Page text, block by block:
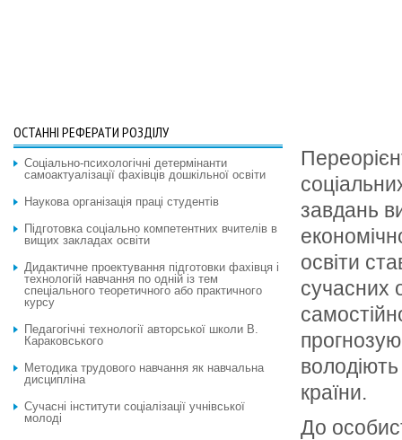
завдань
освіти
сучасних
країни.
До
ОСТАННІ РЕФЕРАТИ РОЗДІЛУ
Соціально-психологічні детермінанти
самоактуалізації фахівців дошкільної освіти
Наукова організація праці студентів
Підготовка соціально компетентних вчителів в
вищих закладах освіти
Дидактичне проектування підготовки фахівця і
технологій навчання по одній із тем
спеціального теоретичного або практичного
курсу
Педагогічні технології авторської школи В.
Караковського
Методика трудового навчання як навчальна
дисципліна
Сучасні інститути соціалізації учнівської
молоді